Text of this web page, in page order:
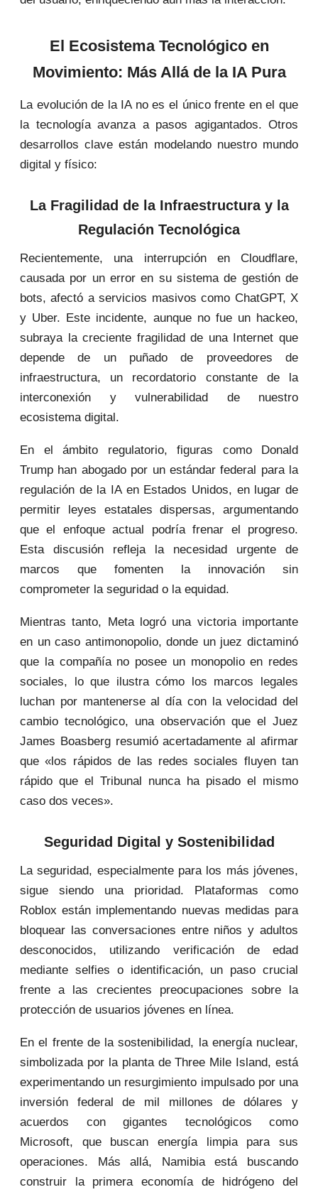
El Ecosistema Tecnológico en
Movimiento: Más Allá de la IA Pura
La evolución de la IA no es el único frente en el que
la tecnología avanza a pasos agigantados. Otros
desarrollos clave están modelando nuestro mundo
digital y físico:
La Fragilidad de la Infraestructura y la
Regulación Tecnológica
Recientemente, una interrupción en Cloudflare,
causada por un error en su sistema de gestión de
bots, afectó a servicios masivos como ChatGPT, X
y Uber. Este incidente, aunque no fue un hackeo,
subraya la creciente fragilidad de una Internet que
depende de un puñado de proveedores de
infraestructura, un recordatorio constante de la
interconexión y vulnerabilidad de nuestro
ecosistema digital.
En el ámbito regulatorio, figuras como Donald
Trump han abogado por un estándar federal para la
regulación de la IA en Estados Unidos, en lugar de
permitir leyes estatales dispersas, argumentando
que el enfoque actual podría frenar el progreso.
Esta discusión refleja la necesidad urgente de
marcos que fomenten la innovación sin
comprometer la seguridad o la equidad.
Mientras tanto, Meta logró una victoria importante
en un caso antimonopolio, donde un juez dictaminó
que la compañía no posee un monopolio en redes
sociales, lo que ilustra cómo los marcos legales
luchan por mantenerse al día con la velocidad del
cambio tecnológico, una observación que el Juez
James Boasberg resumió acertadamente al afirmar
que «los rápidos de las redes sociales fluyen tan
rápido que el Tribunal nunca ha pisado el mismo
caso dos veces».
Seguridad Digital y Sostenibilidad
La seguridad, especialmente para los más jóvenes,
sigue siendo una prioridad. Plataformas como
Roblox están implementando nuevas medidas para
bloquear las conversaciones entre niños y adultos
desconocidos, utilizando verificación de edad
mediante selfies o identificación, un paso crucial
frente a las crecientes preocupaciones sobre la
protección de usuarios jóvenes en línea.
En el frente de la sostenibilidad, la energía nuclear,
simbolizada por la planta de Three Mile Island, está
experimentando un resurgimiento impulsado por una
inversión federal de mil millones de dólares y
acuerdos con gigantes tecnológicos como
Microsoft, que buscan energía limpia para sus
operaciones. Más allá, Namibia está buscando
construir la primera economía de hidrógeno del